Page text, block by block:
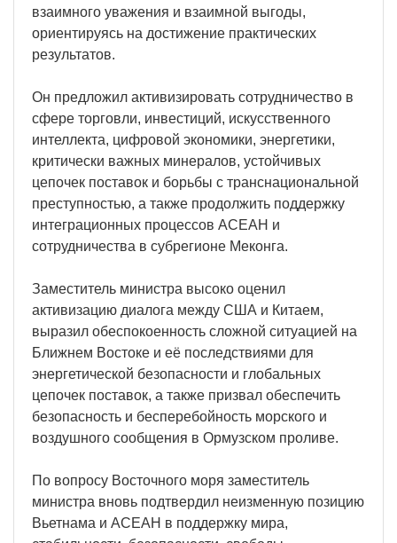
взаимного уважения и взаимной выгоды,
ориентируясь на достижение практических
результатов.
Он предложил активизировать сотрудничество в
сфере торговли, инвестиций, искусственного
интеллекта, цифровой экономики, энергетики,
критически важных минералов, устойчивых
цепочек поставок и борьбы с транснациональной
преступностью, а также продолжить поддержку
интеграционных процессов АСЕАН и
сотрудничества в субрегионе Меконга.
Заместитель министра высоко оценил
активизацию диалога между США и Китаем,
выразил обеспокоенность сложной ситуацией на
Ближнем Востоке и её последствиями для
энергетической безопасности и глобальных
цепочек поставок, а также призвал обеспечить
безопасность и бесперебойность морского и
воздушного сообщения в Ормузском проливе.
По вопросу Восточного моря заместитель
министра вновь подтвердил неизменную позицию
Вьетнама и АСЕАН в поддержку мира,